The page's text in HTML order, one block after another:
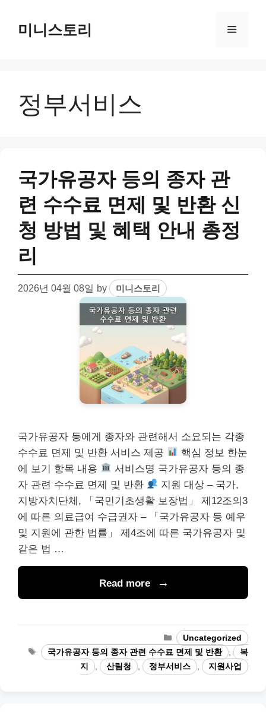
content미니스토리 Menu
정부서비스
국가유공자 등의 종자 관
련 수수료 면제 및 반환 신
청 방법 및 혜택 안내 총정
리
2026년 04월 08일 by 미니스토리
국가유공자 등에게 종자와 관련해서 소요되는 각종
수수료 면제 및 반환 서비스 제공
핵심 정보 한눈
에 보기 항목 내용
서비스명 국가유공자 등의 종
자 관련 수수료 면제 및 반환
지원 대상 – 국가,
지방자치단체, 「국민기초생활 보장법」 제12조의3
에 따른 의료급여 수급권자 – 「국가유공자 등 예우
및 지원에 관한 법률」 제4조에 따른 국가유공자 및
같은 법 …
Read more
Categories
Uncategorized
Tags국가유공자 등의 종자 관련 수수료 면제 및 반환
복
지
산림청 정부서비스 지원사업